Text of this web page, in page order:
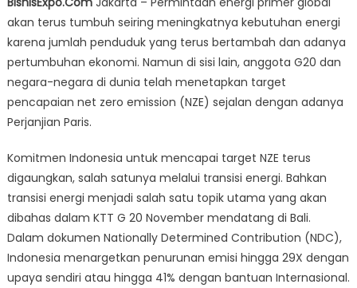
Tantangan
Energi
Indonesia
Butuh
Multi
akan terus tumbuh seiring meningkatnya kebutuhan energi
karena jumlah penduduk yang terus bertambah dan adanya
pertumbuhan ekonomi. Namun di sisi lain, anggota G20 dan
negara-negara di dunia telah menetapkan target
pencapaian net zero emission (NZE) sejalan dengan adanya
Perjanjian Paris.
Komitmen Indonesia untuk mencapai target NZE terus
digaungkan, salah satunya melalui transisi energi. Bahkan
transisi energi menjadi salah satu topik utama yang akan
dibahas dalam KTT G 20 November mendatang di Bali.
Dalam dokumen Nationally Determined Contribution (NDC),
Indonesia menargetkan penurunan emisi hingga 29X dengan
upaya sendiri atau hingga 41% dengan bantuan Internasional.